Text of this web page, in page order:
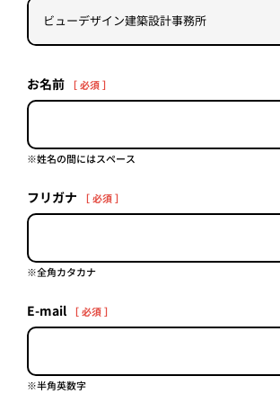
お名前 ［ 必須 ］
※姓名の間にはスペース
フリガナ ［ 必須 ］
※全角カタカナ
E-mail ［ 必須 ］
※半角英数字